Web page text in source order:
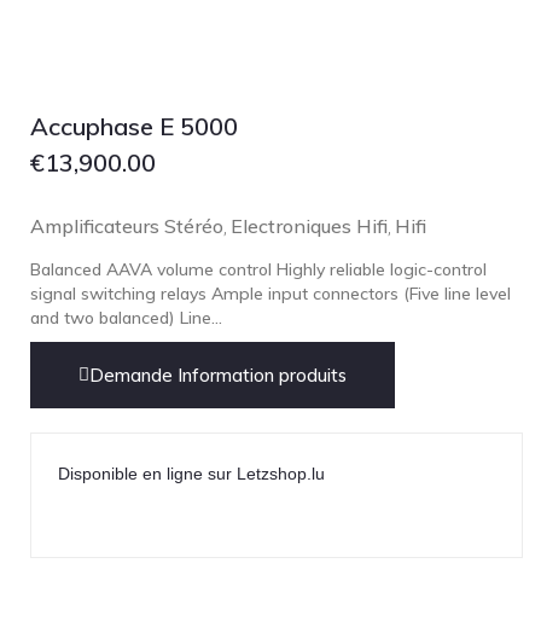
Vivid Audio
WADAX
Accuphase E 5000
€13,900.00
Amplificateurs Stéréo Electroniques Hifi Hifi
Balanced AAVA volume control Highly reliable logic-control
signal switching relays Ample input connectors (Five line level
and two balanced) Line...
Demande Information produits
Disponible en ligne sur Letzshop.lu